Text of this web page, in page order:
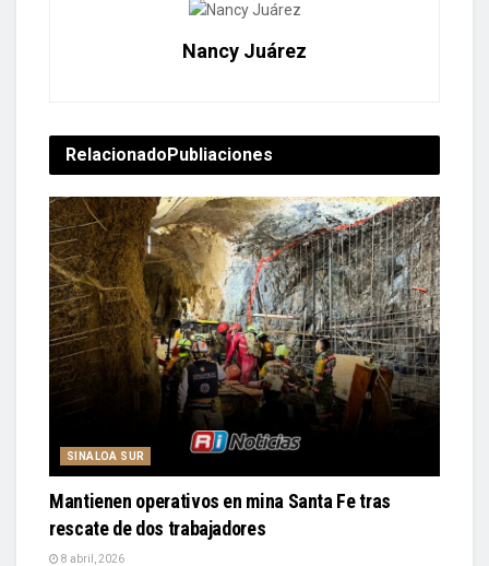
Nancy Juárez
RelacionadoPubliaciones
SINALOA SUR
Mantienen operativos en mina Santa Fe tras
rescate de dos trabajadores
8 abril, 2026